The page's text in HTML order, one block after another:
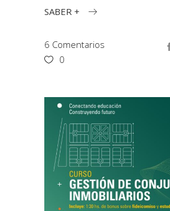
SABER +
6 Comentarios
0